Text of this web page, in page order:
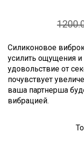
Силиконовое
усилить ощущения и
удовольствие от
почувствует
ваша партнерша
вибрацией.